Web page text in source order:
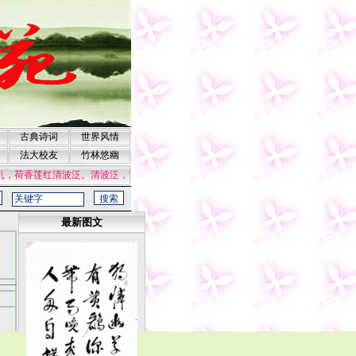
古典诗词
世界风情
法大校友
竹林悠幽
香莲红清波泛。清波泛，酒冷诗残，兰舟梦断。黄菊开后东风伴，月华又洒江南岸
最新图文